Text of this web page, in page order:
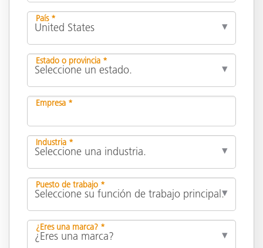
País *
Estado o provincia *
Empresa *
Industria *
Puesto de trabajo *
¿Eres una marca? *